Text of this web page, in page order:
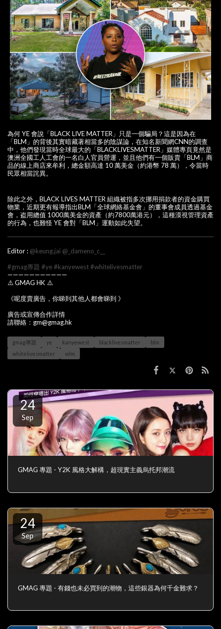
為何 YE 會說「BLACK LIVE MATTER」只是一個騙局？這是因為在
「BLM」的背後其實暗藏著相當多的陰謀論，在知名新聞網CNN的調查
中，他們發現當時全球最大的「BLACKLIVESMATTER」媒體專頁竟然是
澳洲全國工人工會的一名白人官員營運，並且他們有一個販賣「BLM」商
品的線上商店來牟利，總金額高達 10 萬美金（約港幣 78 萬），令當時
民眾相當詫異。
除此之外，BLACK LIVES MATTER 組織被指多次挪用捐款者的資金購買
物業，近期更有報導指出BLM「全球網絡基金會」的董事會成員透過基金
會，盗用總值 1000萬美金的資產（約7800萬港元），這種漠視管理資產
的行為，也難怪 YE 會對「BLM」運動如此失望。
Editor : @keung.jai @_dameno_c__
#gmag專題 #ye#kanyewest#whitelivesmatter
———————————
⚠️ GMAG HK ⚠️
《呢度賣廣告，你睇到其他人都會睇到 》
廣告或宣傳合作詳情
請聯絡：gm@gmag.hk
gmag專題 ye kanyewest blacklivesmatter
blm
whitelivesmatter
wlm
24
Sep
GMAG 專題 - Y2K 風格大解構，超現實主義烏托邦潮流
24
Sep
GMAG 專題 - 有錢也未必買到的潮物，這些銀器為何千金難求？